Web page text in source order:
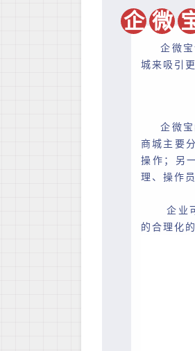
企 微
企微
城来吸引
企微
商城主要
操作；另
理、操作
企业
的合理化